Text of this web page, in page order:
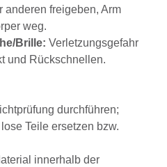
anderen freigeben, Arm
weg.
Brille: Verletzungsgefahr
und Rückschnellen.
durchführen;
Teile ersetzen bzw.
innerhalb der